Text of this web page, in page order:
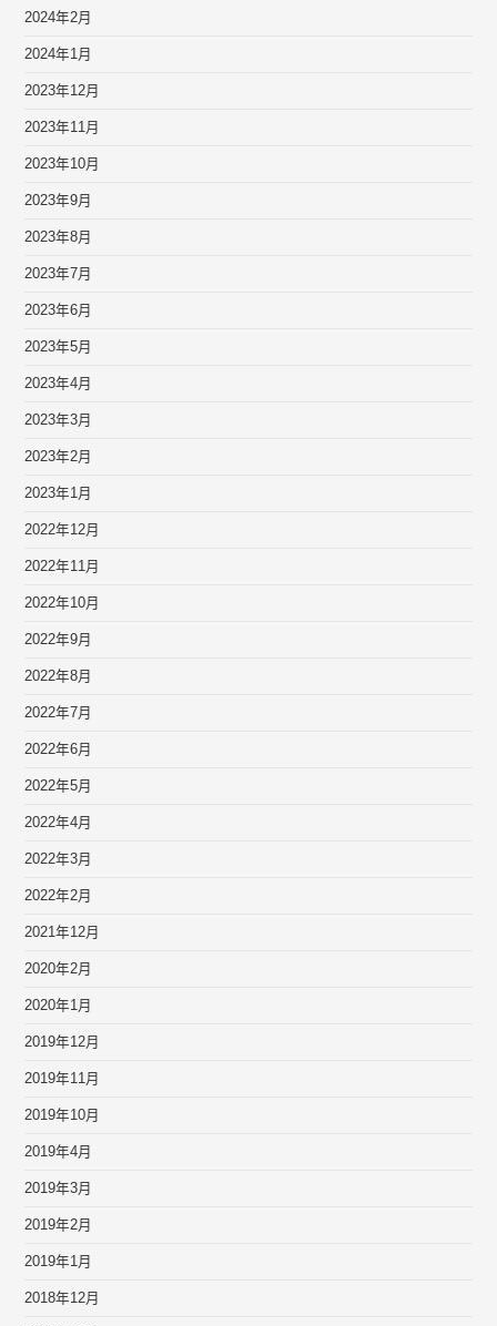
2024年2月
2024年1月
2023年12月
2023年11月
2023年10月
2023年9月
2023年8月
2023年7月
2023年6月
2023年5月
2023年4月
2023年3月
2023年2月
2023年1月
2022年12月
2022年11月
2022年10月
2022年9月
2022年8月
2022年7月
2022年6月
2022年5月
2022年4月
2022年3月
2022年2月
2021年12月
2020年2月
2020年1月
2019年12月
2019年11月
2019年10月
2019年4月
2019年3月
2019年2月
2019年1月
2018年12月